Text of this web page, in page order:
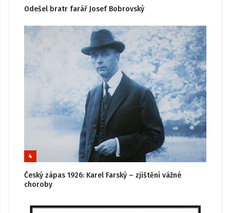
Odešel bratr farář Josef Bobrovský
4
Český zápas 1926: Karel Farský – zjištění vážné
choroby